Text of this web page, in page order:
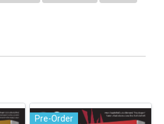
Pre-Order